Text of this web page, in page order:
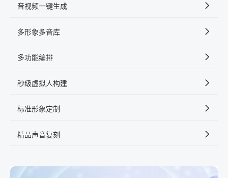
音视频一键生成
多形象多音库
多功能编排
秒级虚拟人构建
标准形象定制
精品声音复刻